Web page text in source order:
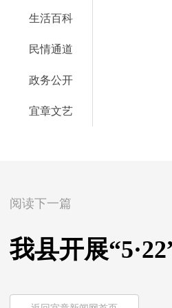
生活百科
民情通道
政务公开
宜章文艺
阅读下一篇
我县开展